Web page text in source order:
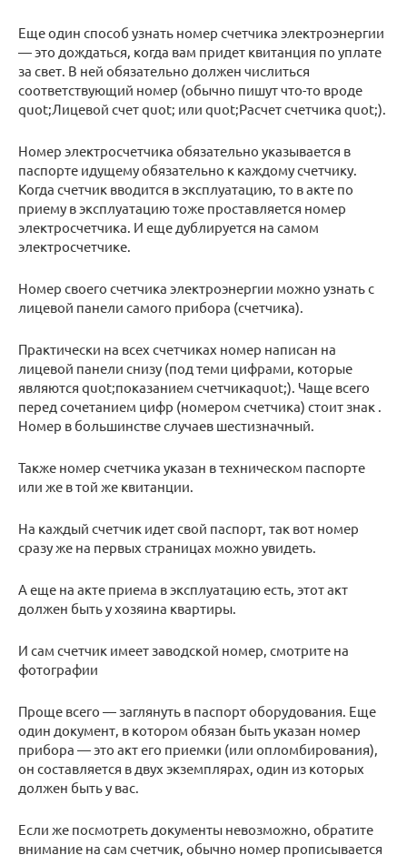
Еще один способ узнать номер счетчика электроэнергии
— это дождаться, когда вам придет квитанция по уплате
за свет. В ней обязательно должен числиться
соответствующий номер (обычно пишут что-то вроде
quot;Лицевой счет quot; или quot;Расчет счетчика quot;).
Номер электросчетчика обязательно указывается в
паспорте идущему обязательно к каждому счетчику.
Когда счетчик вводится в эксплуатацию, то в акте по
приему в эксплуатацию тоже проставляется номер
электросчетчика. И еще дублируется на самом
электросчетчике.
Номер своего счетчика электроэнергии можно узнать с
лицевой панели самого прибора (счетчика).
Практически на всех счетчиках номер написан на
лицевой панели снизу (под теми цифрами, которые
являются quot;показанием счетчикаquot;). Чаще всего
перед сочетанием цифр (номером счетчика) стоит знак .
Номер в большинстве случаев шестизначный.
Также номер счетчика указан в техническом паспорте
или же в той же квитанции.
На каждый счетчик идет свой паспорт, так вот номер
сразу же на первых страницах можно увидеть.
А еще на акте приема в эксплуатацию есть, этот акт
должен быть у хозяина квартиры.
И сам счетчик имеет заводской номер, смотрите на
фотографии
Проще всего — заглянуть в паспорт оборудования. Еще
один документ, в котором обязан быть указан номер
прибора — это акт его приемки (или опломбирования),
он составляется в двух экземплярах, один из которых
должен быть у вас.
Если же посмотреть документы невозможно, обратите
внимание на сам счетчик, обычно номер прописывается